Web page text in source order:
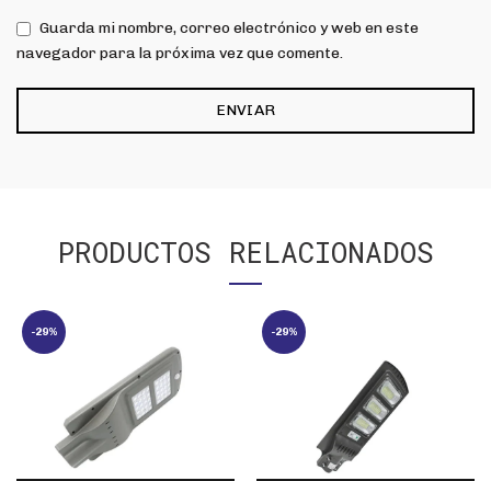
Guarda mi nombre, correo electrónico y web en este
navegador para la próxima vez que comente.
PRODUCTOS RELACIONADOS
-29% -29%